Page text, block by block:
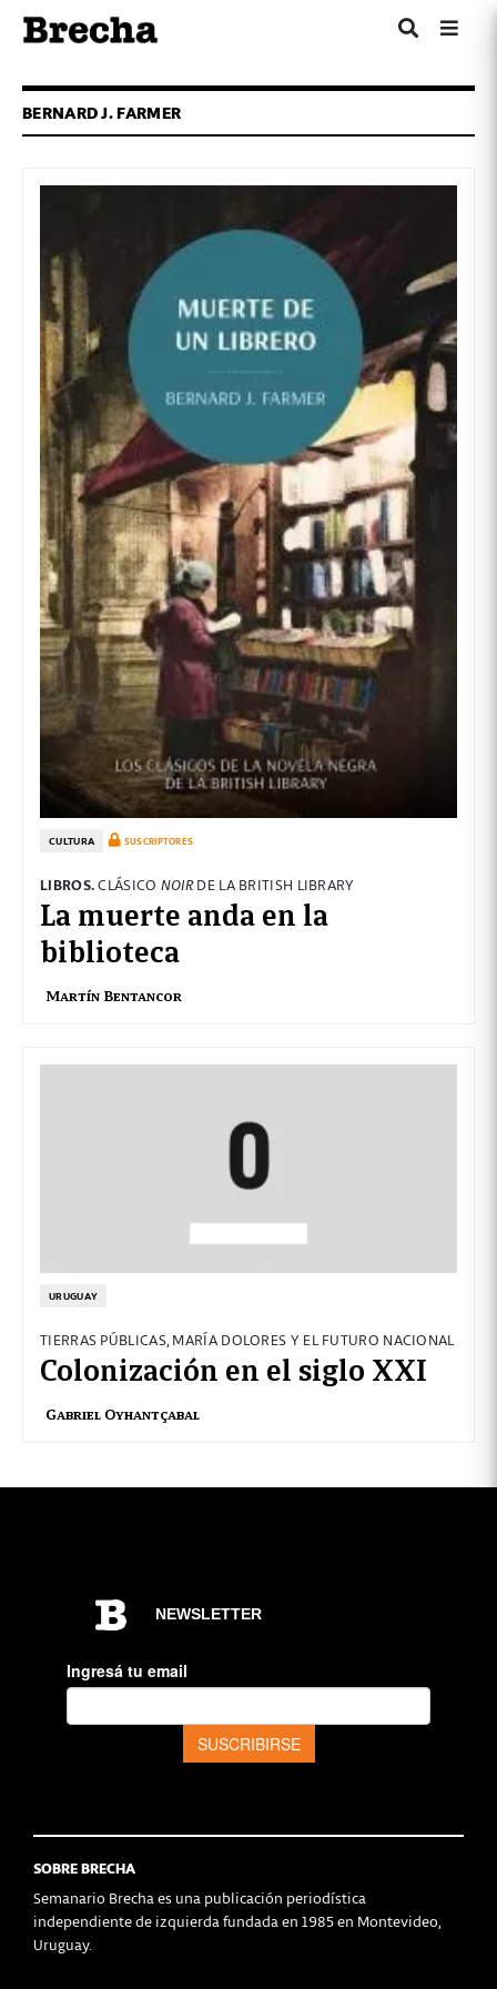
BERNARD J. FARMER
CULTURA SUSCRIPTORES
LIBROS.CLÁSICO NOIRDE LA BRITISH LIBRARY
La muerte anda en la
biblioteca
Martín Bentancor
URUGUAY
TIERRAS PÚBLICAS, MARÍA DOLORES Y EL FUTURO NACIONAL
Colonización en el siglo XXI
Gabriel Oyhantçabal
SOBRE BRECHA
Semanario Brecha es una publicación periodística
independiente de izquierda fundada en 1985 en Montevideo,
Uruguay.